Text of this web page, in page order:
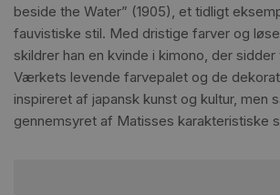
beside the Water” (1905), et tidligt
fauvistiske stil. Med dristige farver og
skildrer han en kvinde i kimono, der
Værkets levende farvepalet og de
inspireret af japansk kunst og kultur, men
gennemsyret af Matisses karakteristiske